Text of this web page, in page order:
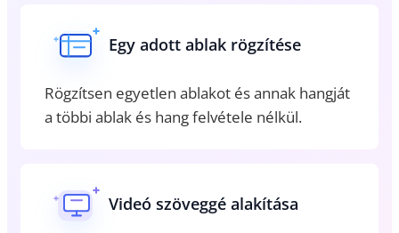
Egy adott ablak rögzítése
Rögzítsen egyetlen ablakot és annak hangját
a többi ablak és hang felvétele nélkül.
Videó szöveggé alakítása